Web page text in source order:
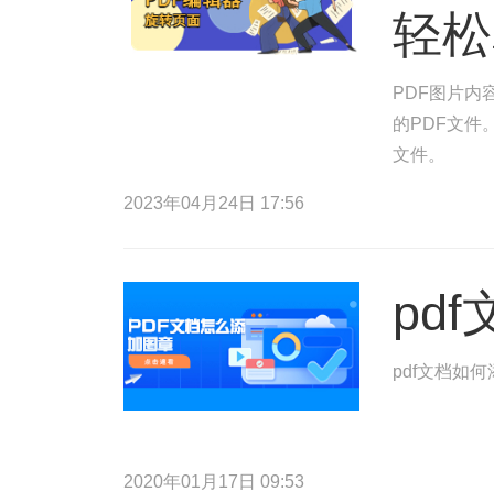
轻
PDF图片内
的PDF文件
文件。
2023年04月24日 17:56
pdf
pdf文档如何
2020年01月17日 09:53